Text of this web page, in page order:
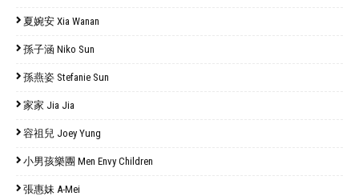
夏婉安 Xia Wanan
孫子涵 Niko Sun
孫燕姿 Stefanie Sun
家家 Jia Jia
容祖兒 Joey Yung
小男孩樂團 Men Envy Children
張惠妹 A-Mei